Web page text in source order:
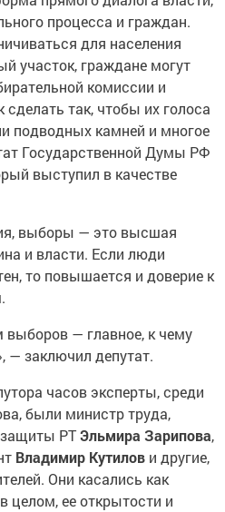
процесса и граждан.
для населения
участок, граждане могут
комиссии и
так, чтобы их голоса
подводных камней и многое
Государственной Думы РФ
выступил в качестве
выборы — это высшая
и власти. Если люди
то повышается и доверие к
выборов — главное, к чему
заключил депутат.
часов эксперты, среди
были министр труда,
защиты РТЭльмира Зарипова,
Владимир Кутилов и другие,
Они касались как
целом, ее открытости и